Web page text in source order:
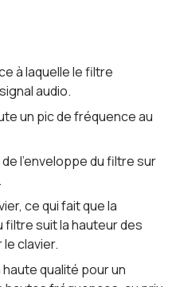
à laquelle le filtre
audio.
un pic de fréquence au
l'enveloppe du filtre sur
ce qui fait que la
suit la hauteur des
clavier.
qualité pour un